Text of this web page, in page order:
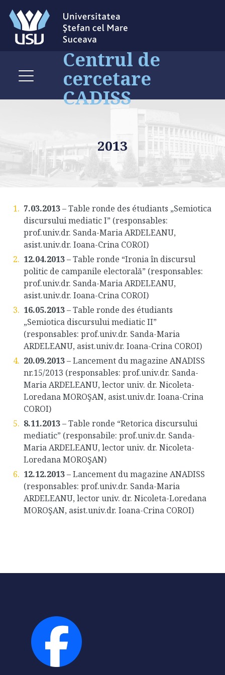
Centrul de
cercetare
CADISS
2013
7.03.2013– Table ronde des étudiants „Semiotica
discursului mediatic I” (responsables:
prof.univ.dr. Sanda-Maria ARDELEANU,
asist.univ.dr. Ioana-Crina COROI)
12.04.2013– Table ronde “Ironia în discursul
politic de campanile electorală” (responsables:
prof.univ.dr. Sanda-Maria ARDELEANU,
asist.univ.dr. Ioana-Crina COROI)
16.05.2013– Table ronde des étudiants
„Semiotica discursului mediatic II”
(responsables: prof.univ.dr. Sanda-Maria
ARDELEANU, asist.univ.dr. Ioana-Crina COROI)
20.09.2013– Lancement du magazine ANADISS
nr.15/2013 (responsables: prof.univ.dr. Sanda-
Maria ARDELEANU, lector univ. dr. Nicoleta-
Loredana MOROŞAN, asist.univ.dr. Ioana-Crina
COROI)
8.11.2013– Table ronde “Retorica discursului
mediatic” (responsabile: prof.univ.dr. Sanda-
Maria ARDELEANU, lector univ. dr. Nicoleta-
Loredana MOROŞAN)
12.12.2013– Lancement du magazine ANADISS
(responsables: prof.univ.dr. Sanda-Maria
ARDELEANU, lector univ. dr. Nicoleta-Loredana
MOROŞAN, asist.univ.dr. Ioana-Crina COROI)